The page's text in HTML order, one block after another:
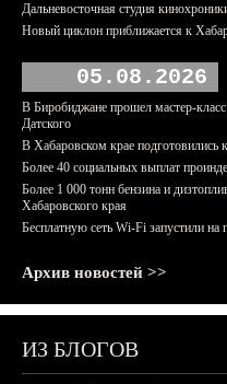
Дальневосточная студия
Новый циклон приближается к
05.08.2026
В Биробиджане прошел мастер-
Датского
В Хабаровском крае
Более 40 социальных выплат
Более 1 000 тонн бензина и
Хабаровского края
Бесплатную сеть Wi-Fi запустили
Архив новостей >>
ИЗ БЛОГОВ